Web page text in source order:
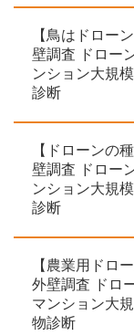
【鳥はドロー
壁調査 ドロー
ンション大規
診断
【ドローンの
壁調査 ドロー
ンション大規
診断
【農業用ドロ
外壁調査 ドロ
マンション大
物診断